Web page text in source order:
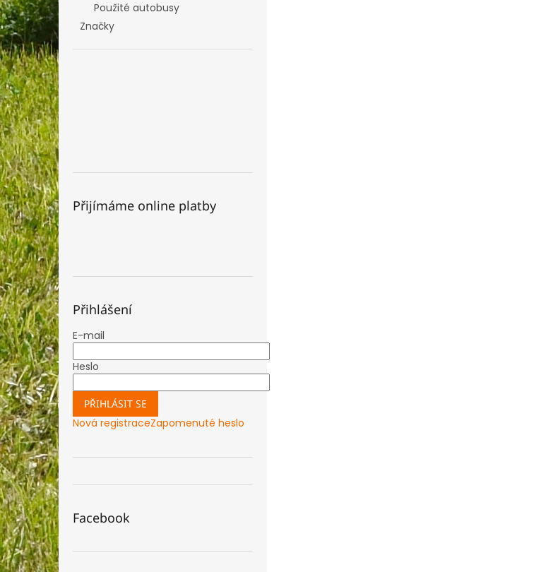
Použité autobusy
Značky
Přijímáme online platby
Přihlášení
E-mail
Heslo
PŘIHLÁSIT SE
Nová registraceZapomenuté heslo
Facebook